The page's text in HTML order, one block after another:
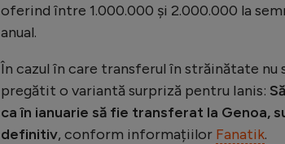
oferind între 1.000.000 și 2.000.000 la
anual.
În cazul în care transferul în străinătate nu
pregătit o variantă surpriză pentru Ianis:
ca în ianuarie să fie transferat la Genoa,
definitiv, conform informațiilor Fanatik.